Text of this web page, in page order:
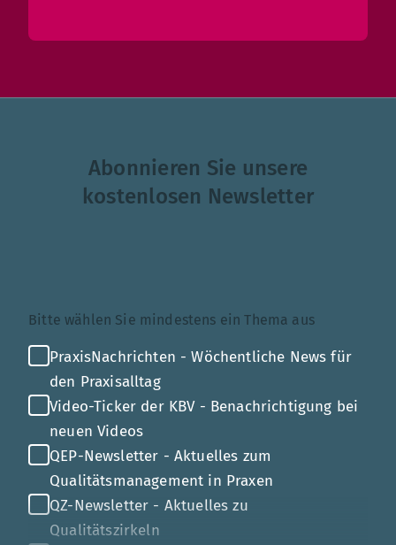
Abonnieren Sie unsere
kostenlosen Newsletter
Bitte wählen Sie mindestens ein Thema aus
PraxisNachrichten - Wöchentliche News für
den Praxisalltag
Video-Ticker der KBV - Benachrichtigung bei
neuen Videos
QEP-Newsletter - Aktuelles zum
Qualitätsmanagement in Praxen
QZ-Newsletter - Aktuelles zu
Qualitätszirkeln